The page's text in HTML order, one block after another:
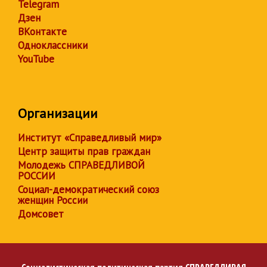
Telegram
Дзен
ВКонтакте
Одноклассники
YouTube
Организации
Институт «Справедливый мир»
Центр защиты прав граждан
Молодежь СПРАВЕДЛИВОЙ
РОССИИ
Социал-демократический союз
женщин России
Домсовет